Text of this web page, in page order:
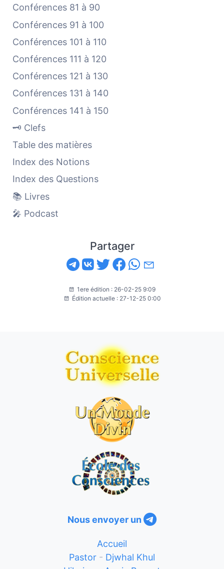
Conférences 81 à 90
Conférences 91 à 100
Conférences 101 à 110
Conférences 111 à 120
Conférences 121 à 130
Conférences 131 à 140
Conférences 141 à 150
🗝️ Clefs
Table des matières
Index des Notions
Index des Questions
📚 Livres
🎤 Podcast
Partager
1ere édition : 26-02-25 9:09
Édition actuelle : 27-12-25 0:00
Nous envoyer un
Accueil
Pastor - Djwhal Khul